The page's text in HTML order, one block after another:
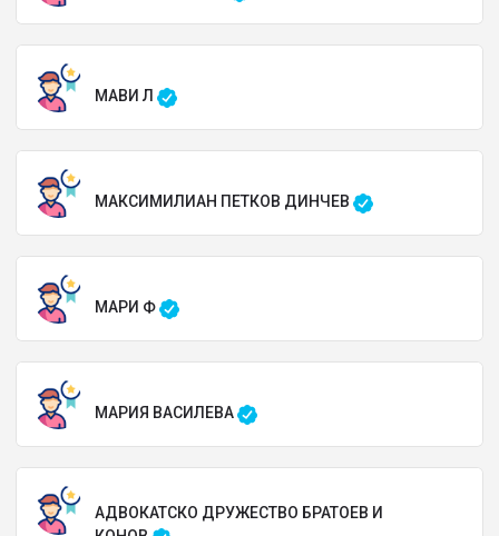
МАВИ Л
МАКСИМИЛИАН ПЕТКОВ ДИНЧЕВ
МАРИ Ф
МАРИЯ ВАСИЛЕВА
АДВОКАТСКО ДРУЖЕСТВО БРАТОЕВ И